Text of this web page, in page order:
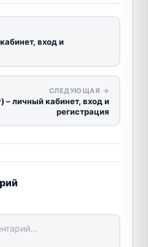
вход и
СЛЕДУЮЩАЯ →
– личный кабинет, вход и
регистрация